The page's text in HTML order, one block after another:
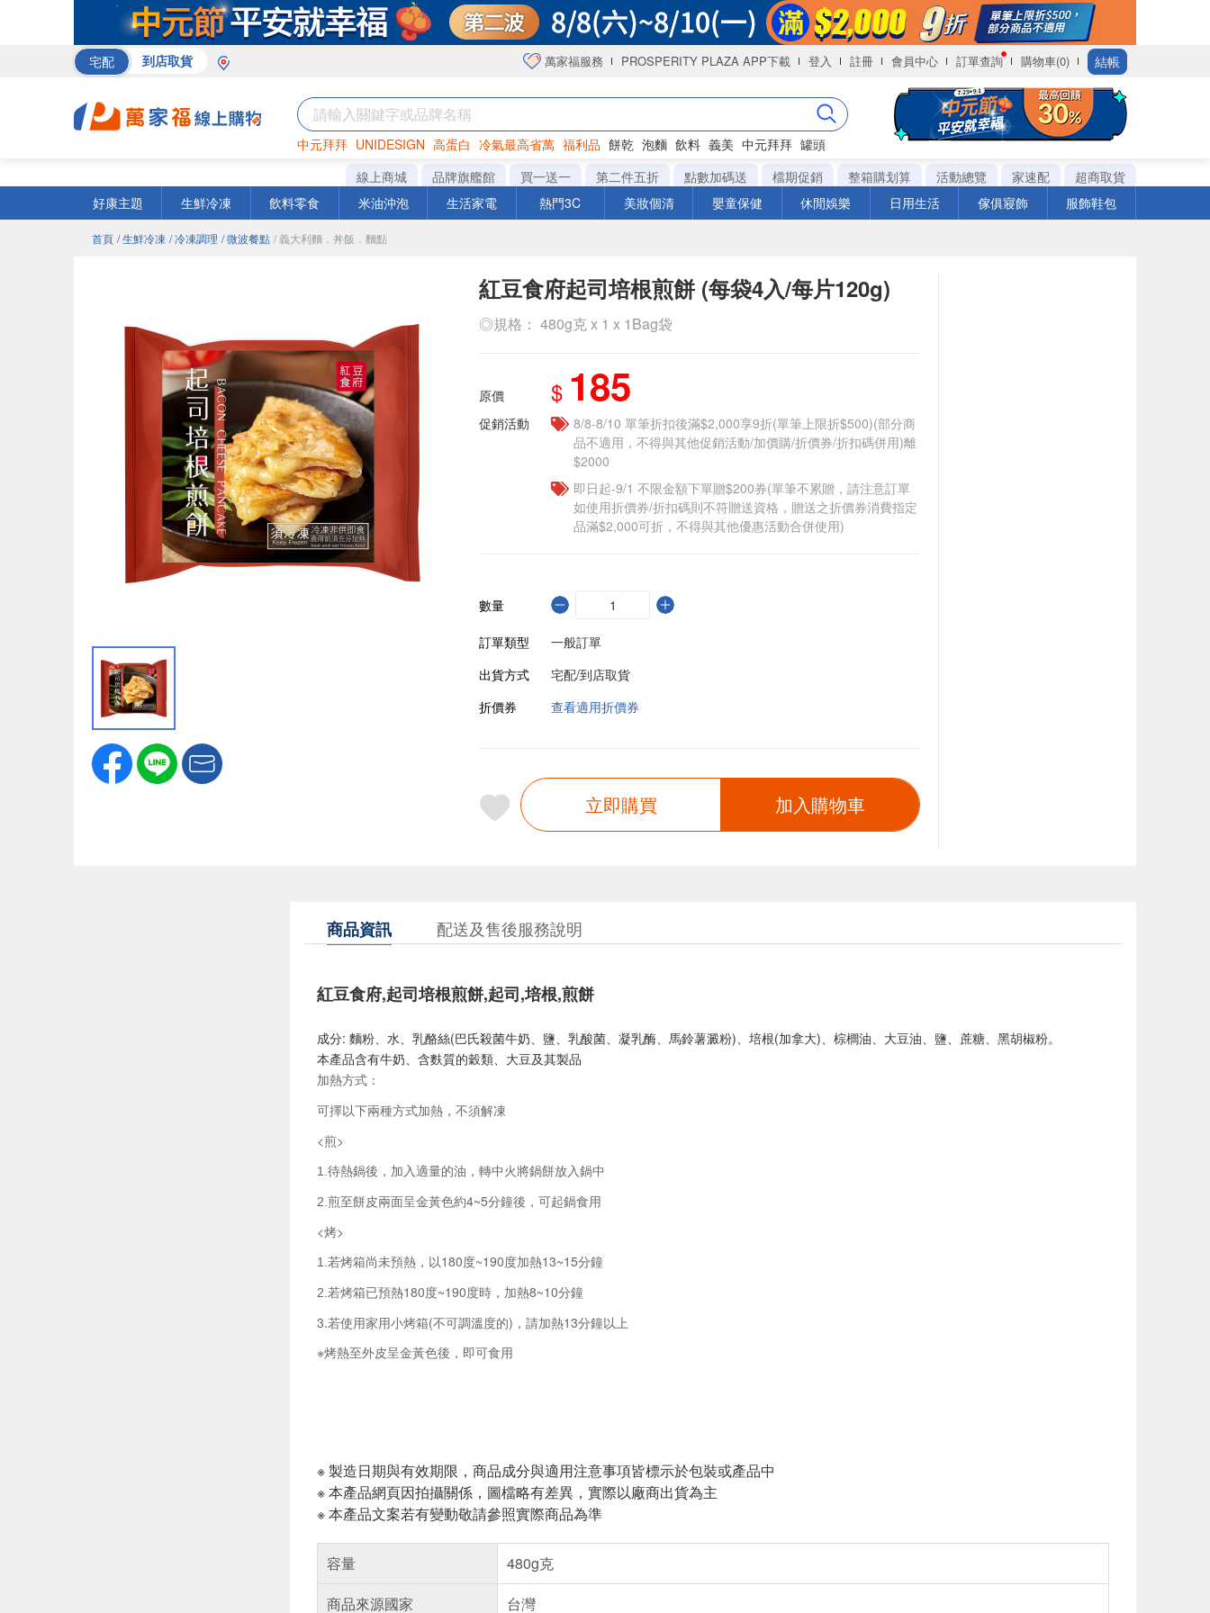
宅配 到店取貨 萬家福服務 PROSPERITY PLAZA APP下載 登入 註冊 會員中心 訂單查詢 購物車(0) 結帳
中元拜拜 UNIDESIGN 高蛋白 冷氣最高省萬 福利品 餅乾 泡麵 飲料 義美 中元拜拜 罐頭
巧克力 衛生紙 咖啡
線上商城 品牌旗艦館 買一送一 第二件五折 點數加碼送 檔期促銷 整箱購划算 活動總覽 家速配
超商取貨
好康主題
生鮮冷凍 飲料零食 米油沖泡 生活家電 熱門3C 美妝個清 嬰童保健 休閒娛樂 日用生活 傢俱寢飾 服飾鞋包
首頁 / 生鮮冷凍 / 冷凍調理 / 微波餐點 / 義大利麵．丼飯．麵點
紅豆食府起司培根煎餅 (每袋4入/每片120g)
◎規格： 480g克 x 1 x 1Bag袋
原價 $ 185
促銷活動
8/8-8/10 單筆折扣後滿$2,000享9折(單筆上限折$500)(部分商
品不適用，不得與其他促銷活動/加價購/折價券/折扣碼併用)離
$2000
即日起-9/1 不限金額下單贈$200券(單筆不累贈，請注意訂單
如使用折價券/折扣碼則不符贈送資格，贈送之折價券消費指定
品滿$2,000可折，不得與其他優惠活動合併使用)
數量
訂單類型
一般訂單
出貨方式
宅配/到店取貨
折價券
查看適用折價券
立即購買 加入購物車
商品資訊 配送及售後服務說明
紅豆食府,起司培根煎餅,起司,培根,煎餅
成分: 麵粉、水、乳酪絲(巴氏殺菌牛奶、鹽、乳酸菌、凝乳酶、馬鈴薯澱粉)、培根(加拿大)、棕櫚油、大豆油、鹽、蔗糖、黑胡椒粉。
本產品含有牛奶、含麩質的穀類、大豆及其製品
加熱方式：
可擇以下兩種方式加熱，不須解凍
<煎>
1. 待熱鍋後，加入適量的油，轉中火將鍋餅放入鍋中
2. 煎至餅皮兩面呈金黃色約4~5分鐘後，可起鍋食用
<烤>
1. 若烤箱尚未預熱，以180度~190度加熱13~15分鐘
2. 若烤箱已預熱180度~190度時，加熱8~10分鐘
3.若使用家用小烤箱(不可調溫度的)，請加熱13分鐘以上
※烤熱至外皮呈金黃色後，即可食用
※ 製造日期與有效期限，商品成分與適用注意事項皆標示於包裝或產品中
※ 本產品網頁因拍攝關係，圖檔略有差異，實際以廠商出貨為主
※ 本產品文案若有變動敬請參照實際商品為準
容量
480g克
商品來源國家
台灣